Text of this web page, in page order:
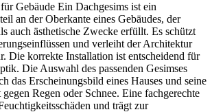
Gebäude Ein Dachgesims ist ein
an der Oberkante eines Gebäudes, der
auch ästhetische Zwecke erfüllt. Es schützt
und verleiht der Architektur
Die korrekte Installation ist entscheidend für
Die Auswahl des passenden Gesimses
das Erscheinungsbild eines Hauses und seine
Regen oder Schnee. Eine fachgerechte
und trägt zur